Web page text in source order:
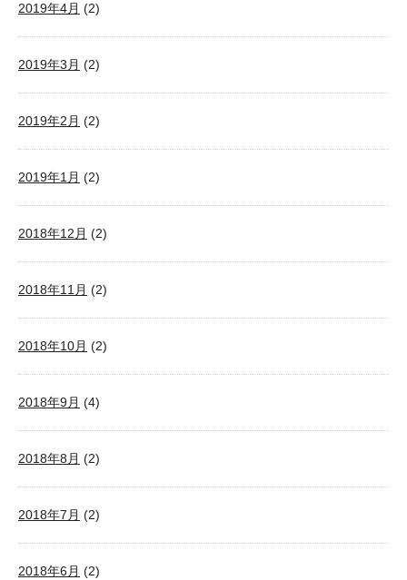
2019年4月 (2)
2019年3月 (2)
2019年2月 (2)
2019年1月 (2)
2018年12月 (2)
2018年11月 (2)
2018年10月 (2)
2018年9月 (4)
2018年8月 (2)
2018年7月 (2)
2018年6月 (2)